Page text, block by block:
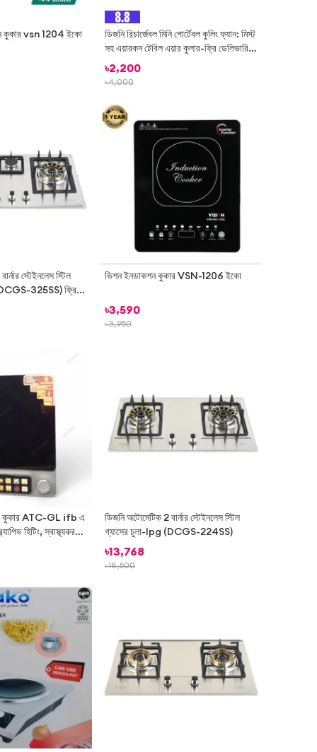
কুকার vsn 1204 ইকো
ডিজনি রিচার্জেবল মিনি পোর্টেবল কুলিং ফ্যান: মিস্ট
সহ এয়ারকন টেবিল এয়ার কুলার-ফ্রি ডেলিভারির
সাথে সহজে তাপকে বিট করুন
৳2,200
৳4,000
স্টেইনলেস স্টিল
325SS) ফ্রি
ভিশন ইনডাকশন কুকার VSN-1206 ইকো
৳3,590
৳3,950
কুকার ATC-GL ifb এ
হিটিং, স্বাস্থ্যকর
কোনও কুকওয়ারের সাথে
এবং বৈশিষ্ট্য
ডিজনি অটোমেটিক 2 বার্নার স্টেইনলেস স্টিল
গ্যাসের চুলা-lpg (DCGS-224SS)
৳13,768
৳18,500